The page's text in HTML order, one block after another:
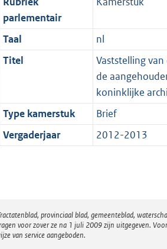
parlementair
Taal
nl
Titel
Vaststelling
de
koninklijke
Type kamerstuk
Brief
Vergaderjaar
2012-2013
provinciaal blad, gemeenteblad,
voor zover ze na 1 juli 2009 zijn uitgegeven.
van service aangeboden.